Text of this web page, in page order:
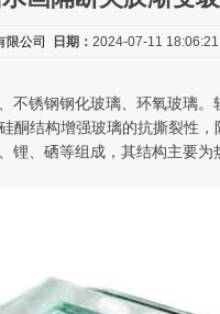
限公司 日期： 2024-07-11 18:06:21
不锈钢钢化玻璃、环氧玻璃
酮结构增强玻璃的抗撕裂性
、硒等组成，其结构主要